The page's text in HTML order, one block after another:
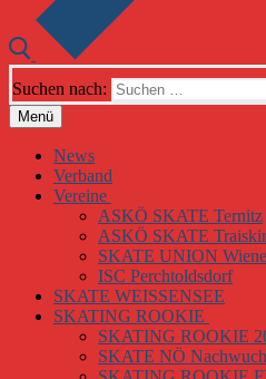
Suchen nach:
Menü
News
Verband
Vereine
ASKÖ SKATE Ternitz
ASKÖ SKATE
SKATE UNION
ISC Perchtoldsdorf
SKATE WEISSENSEE
SKATING ROOKIE
SKATING ROOKIE
SKATE NÖ